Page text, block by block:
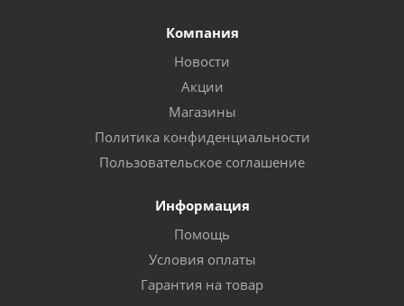
Компания
Новости
Акции
Магазины
Политика конфиденциальности
Пользовательское соглашение
Информация
Помощь
Условия оплаты
Гарантия на товар